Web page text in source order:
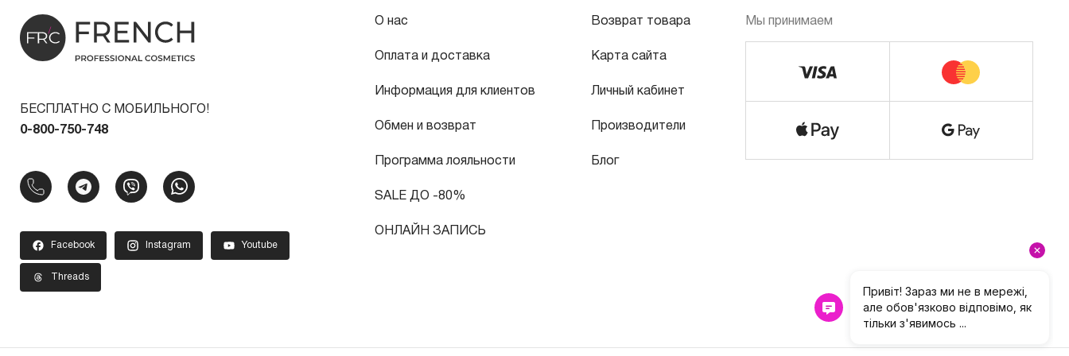
БЕСПЛАТНО С МОБИЛЬНОГО!
0-800-750-748
Facebook Instagram Youtube
Threads
О нас
Оплата и доставка
Информация для клиентов
Обмен и возврат
Программа лояльности
SALE ДО -80%
ОНЛАЙН ЗАПИСЬ
Возврат товара
Карта сайта
Личный кабинет
Производители
Блог
Мы принимаем